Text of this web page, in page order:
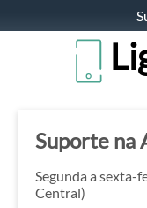
Suporte na
Segunda a sexta-
Central)